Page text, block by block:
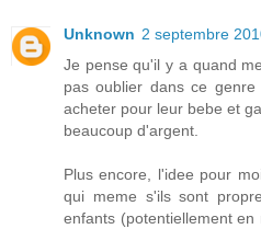
Unknown 2 septembre
Je pense qu'il y a quand
pas oublier dans ce
acheter pour leur bebe et
beaucoup d'argent.
Plus encore, l'idee pour
qui meme s'ils sont
enfants (potentiellement